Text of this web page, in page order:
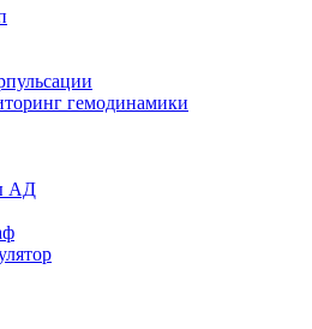
гемодинамики
АД